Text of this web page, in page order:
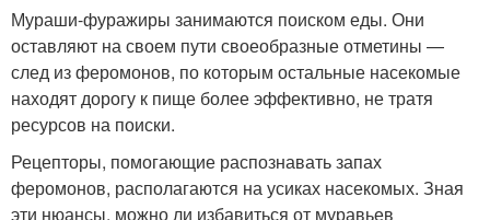
Мураши-фуражиры занимаются поиском еды. Они
оставляют на своем пути своеобразные отметины —
след из феромонов, по которым остальные насекомые
находят дорогу к пище более эффективно, не тратя
ресурсов на поиски.
Рецепторы, помогающие распознавать запах
феромонов, располагаются на усиках насекомых. Зная
эти нюансы, можно ли избавиться от муравьев